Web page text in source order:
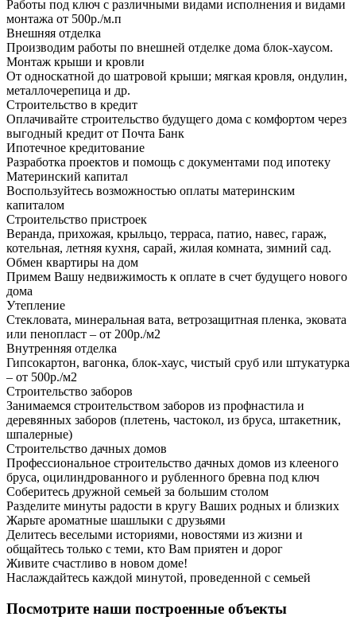
Работы под ключ с различными видами исполнения и видами
монтажа от 500р./м.п
Внешняя отделка
Производим работы по внешней отделке дома блок-хаусом.
Монтаж крыши и кровли
От односкатной до шатровой крыши; мягкая кровля, ондулин,
металлочерепица и др.
Строительство в кредит
Оплачивайте строительство будущего дома с комфортом через
выгодный кредит от Почта Банк
Ипотечное кредитование
Разработка проектов и помощь с документами под ипотеку
Материнский капитал
Воспользуйтесь возможностью оплаты материнским
капиталом
Строительство пристроек
Веранда, прихожая, крыльцо, терраса, патио, навес, гараж,
котельная, летняя кухня, сарай, жилая комната, зимний сад.
Обмен квартиры на дом
Примем Вашу недвижимость к оплате в счет будущего нового
дома
Утепление
Стекловата, минеральная вата, ветрозащитная пленка, эковата
или пенопласт – от 200р./м2
Внутренняя отделка
Гипсокартон, вагонка, блок-хаус, чистый сруб или штукатурка
– от 500р./м2
Строительство заборов
Занимаемся строительством заборов из профнастила и
деревянных заборов (плетень, частокол, из бруса, штакетник,
шпалерные)
Строительство дачных домов
Профессиональное строительство дачных домов из клееного
бруса, оцилиндрованного и рубленного бревна под ключ
Соберитесь дружной семьей за большим столом
Разделите минуты радости в кругу Ваших родных и близких
Жарьте ароматные шашлыки с друзьями
Делитесь веселыми историями, новостями из жизни и
общайтесь только с теми, кто Вам приятен и дорог
Живите счастливо в новом доме!
Наслаждайтесь каждой минутой, проведенной с семьей
Посмотрите наши построенные объекты